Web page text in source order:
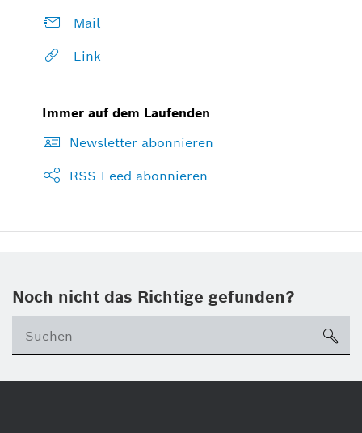
Mail
Link
Immer auf dem Laufenden
Newsletter abonnieren
RSS-Feed abonnieren
Noch nicht das Richtige gefunden?